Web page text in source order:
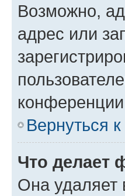
Возможно,
адрес или
Вернуться
Что делает
Она удаляет